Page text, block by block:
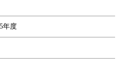
年度